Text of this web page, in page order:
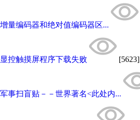
增量编码器和绝对值编码器区...
显控触摸屏程序下载失败 [5623]
军事扫盲贴－－世界著名<此处内...